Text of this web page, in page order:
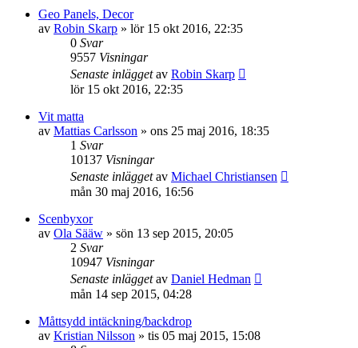
Geo Panels, Decor
av Robin Skarp » lör 15 okt 2016, 22:35
0 Svar
9557 Visningar
Senaste inläggetav Robin Skarp
lör 15 okt 2016, 22:35
Vit matta
av Mattias Carlsson » ons 25 maj 2016, 18:35
1 Svar
10137 Visningar
Senaste inläggetav Michael Christiansen
mån 30 maj 2016, 16:56
Scenbyxor
av Ola Sääw » sön 13 sep 2015, 20:05
2 Svar
10947 Visningar
Senaste inläggetav Daniel Hedman
mån 14 sep 2015, 04:28
Måttsydd intäckning/backdrop
av Kristian Nilsson » tis 05 maj 2015, 15:08